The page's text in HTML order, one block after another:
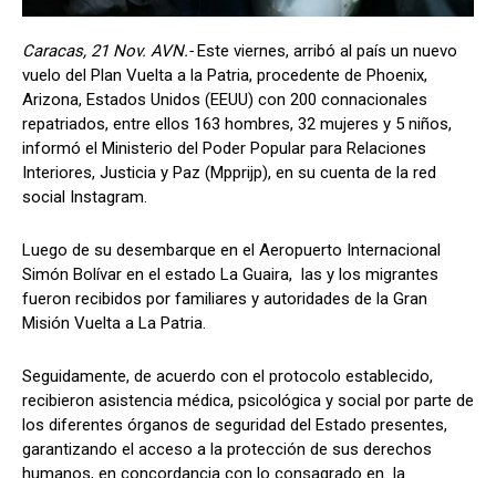
Caracas, 21 Nov. AVN.-Este viernes, arribó al país un nuevo
vuelo del Plan Vuelta a la Patria, procedente de Phoenix,
Arizona, Estados Unidos (EEUU) con 200 connacionales
repatriados, entre ellos 163 hombres, 32 mujeres y 5 niños,
informó el Ministerio del Poder Popular para Relaciones
Interiores, Justicia y Paz (Mpprijp), en su cuenta de la red
social Instagram.
Luego de su desembarque en el Aeropuerto Internacional
Simón Bolívar en el estado La Guaira, las y los migrantes
fueron recibidos por familiares y autoridades de la Gran
Misión Vuelta a La Patria.
Seguidamente, de acuerdo con el protocolo establecido,
recibieron asistencia médica, psicológica y social por parte de
los diferentes órganos de seguridad del Estado presentes,
garantizando el acceso a la protección de sus derechos
humanos, en concordancia con lo consagrado en la